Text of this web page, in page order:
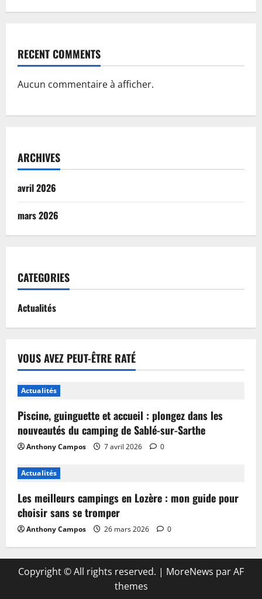
RECENT COMMENTS
Aucun commentaire à afficher.
ARCHIVES
avril 2026
mars 2026
CATEGORIES
Actualités
VOUS AVEZ PEUT-ÊTRE RATÉ
Actualités
Piscine, guinguette et accueil : plongez dans les
nouveautés du camping de Sablé-sur-Sarthe
Anthony Campos 7 avril 2026 0
Actualités
Les meilleurs campings en Lozère : mon guide pour
choisir sans se tromper
Anthony Campos 26 mars 2026 0
Copyright © All rights reserved. | MoreNews par AF
themes